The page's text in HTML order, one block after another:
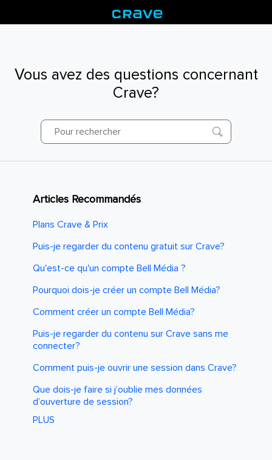
Vous avez des questions concernant
Crave?
Articles Recommandés
Plans Crave & Prix
Puis-je regarder du contenu gratuit sur Crave?
Qu'est-ce qu'un compte Bell Média ?
Pourquoi dois-je créer un compte Bell Média?
Comment créer un compte Bell Média?
Puis-je regarder du contenu sur Crave sans me
connecter?
Comment puis-je ouvrir une session dans Crave?
Que dois-je faire si j’oublie mes données
d’ouverture de session?
PLUS